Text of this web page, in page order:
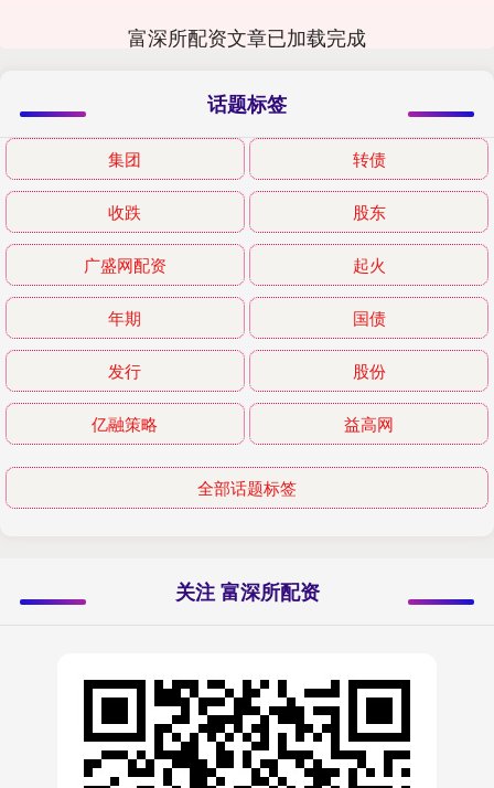
富深所配资文章已加载完成
话题标签
集团 转债
收跌 股东
广盛网配资 起火
年期 国债
发行 股份
亿融策略 益高网
全部话题标签
关注 富深所配资